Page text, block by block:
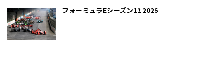
フォーミュラEシーズン12 2026